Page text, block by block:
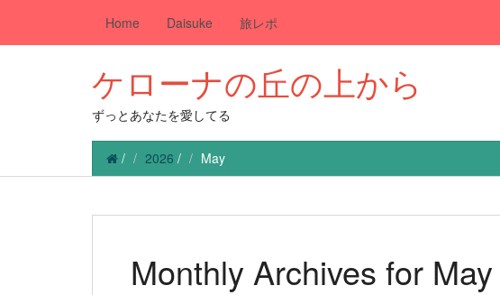
Home Daisuke 旅レポ
ケローナの丘の上から
ずっとあなたを愛してる
/ 2026 / May
Monthly Archives for